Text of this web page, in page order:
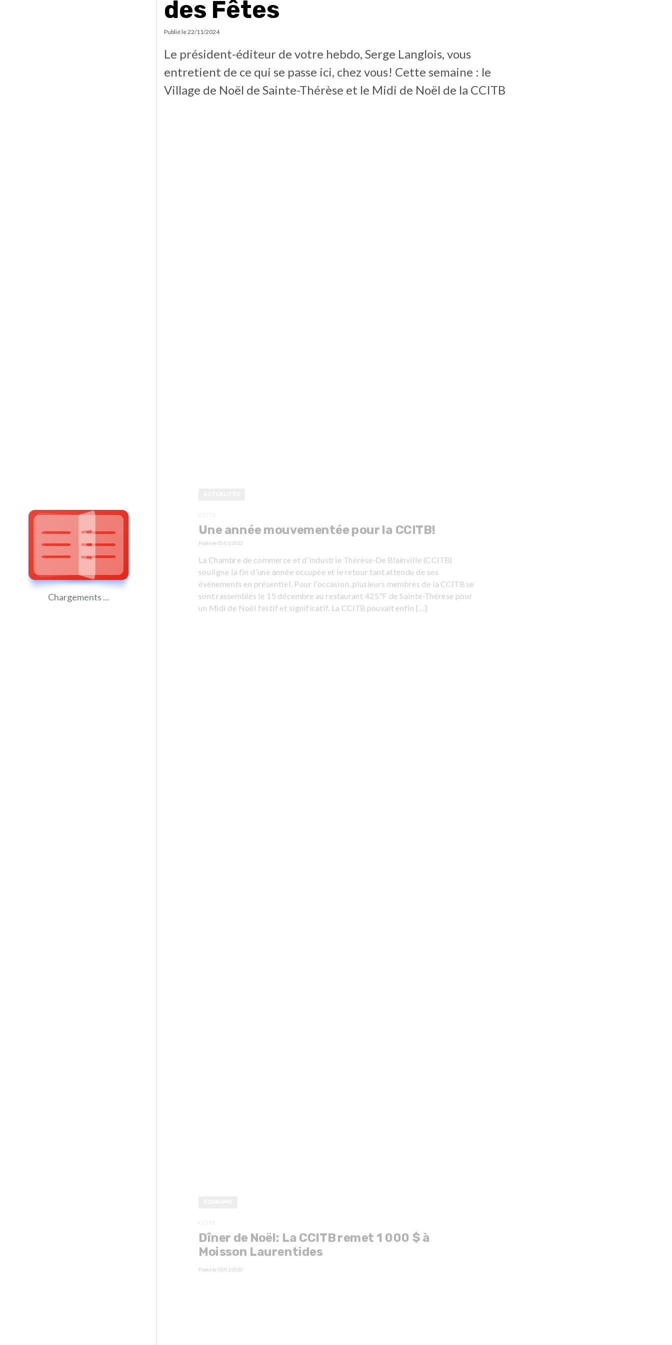
Chargements ...
des Fêtes
Publié le22/11/2024
Le président-éditeur de votre hebdo, Serge Langlois, vous
entretient de ce qui se passe ici, chez vous! Cette semaine : le
Village de Noël de Sainte-Thérèse et le Midi de Noël de la CCITB
Une année mouvementée pour la CCITB!
Publié le 05/01/2022
La Chambre de commerce et d’industrie Thérèse-De Blainville (CCITB)
souligne la fin d’une année occupée et le retour tant attendu de ses
événements en présentiel. Pour l’occasion, plusieurs membres de la CCITB se
sont rassemblés le 15 décembre au restaurant 425ºF de Sainte-Thérèse pour
un Midi de Noël festif et significatif. La CCITB pouvait enfin […]
Dîner de Noël: La CCITB remet 1 000 $ à
Moisson Laurentides
Publié le 03/01/2020